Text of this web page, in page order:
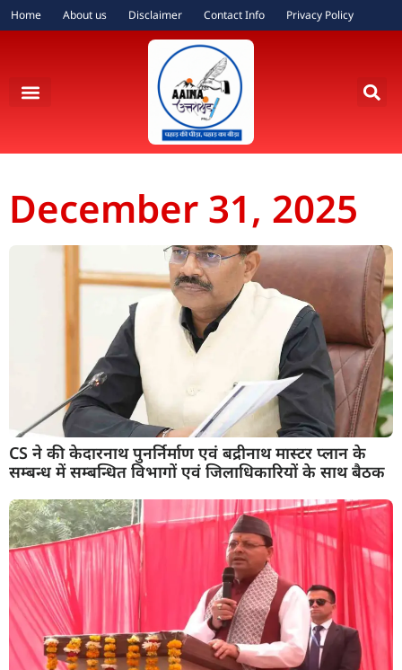
Home About us Disclaimer Contact Info Privacy Policy
December 31, 2025
CS ने की केदारनाथ पुनर्निर्माण एवं बद्रीनाथ मास्टर प्लान के
सम्बन्ध में सम्बन्धित विभागों एवं जिलाधिकारियों के साथ बैठक